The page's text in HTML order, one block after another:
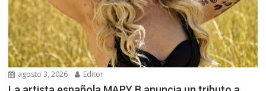
agosto 3, 2026 Editor